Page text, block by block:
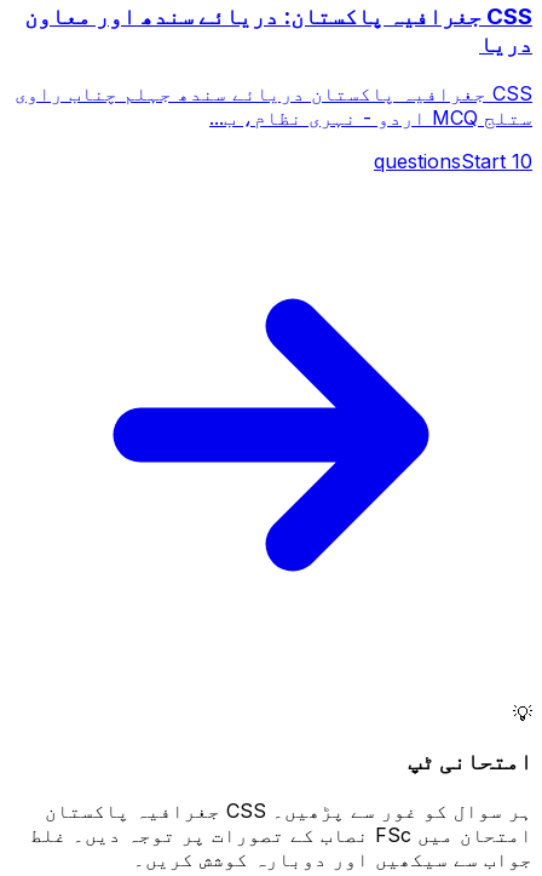
CSS جغرافیہ پاکستان: دریائے سندھ اور معاون
دریا
CSS جغرافیہ پاکستان دریائے سندھ جہلم چناب راوی
ستلج MCQ اردو - نہری نظام، ب...
10
questionsStart
💡
امتحانی ٹپ
ہر سوال کو غور سے پڑھیں۔ CSS جغرافیہ پاکستان
امتحان میں FSc نصاب کے تصورات پر توجہ دیں۔ غلط
جواب سے سیکھیں اور دوبارہ کوشش کریں۔